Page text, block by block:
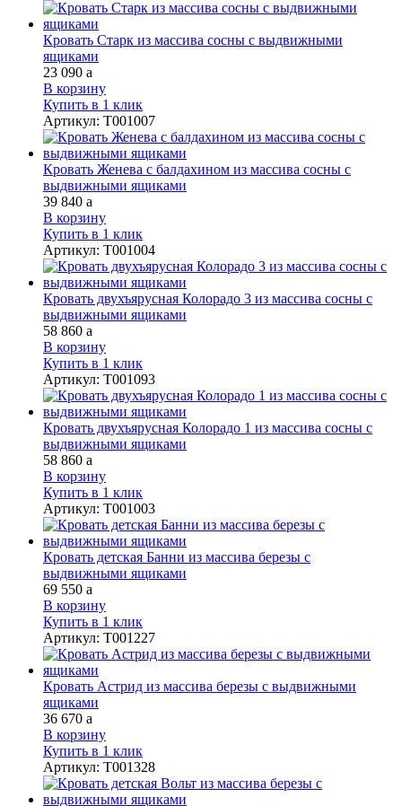
Кровать Старк из массива сосны с выдвижными
ящиками
23 090 a
В корзину
Купить в 1 клик
Артикул: Т001007
Кровать Женева с балдахином из массива сосны с
выдвижными ящиками
39 840 a
В корзину
Купить в 1 клик
Артикул: Т001004
Кровать двухъярусная Колорадо 3 из массива сосны с
выдвижными ящиками
58 860 a
В корзину
Купить в 1 клик
Артикул: Т001093
Кровать двухъярусная Колорадо 1 из массива сосны с
выдвижными ящиками
58 860 a
В корзину
Купить в 1 клик
Артикул: Т001003
Кровать детская Банни из массива березы с
выдвижными ящиками
69 550 a
В корзину
Купить в 1 клик
Артикул: Т001227
Кровать Астрид из массива березы с выдвижными
ящиками
36 670 a
В корзину
Купить в 1 клик
Артикул: Т001328